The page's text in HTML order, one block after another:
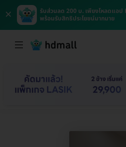
×
รับส่วนลด 200 บ. เพียงโหลดแอ
พร้อมรับสิทธิประโยชน์มากมาย